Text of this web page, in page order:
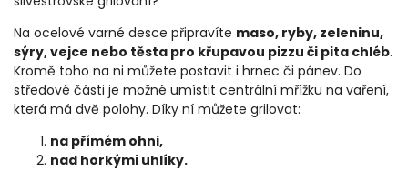
Na ocelové varné desce připravíte maso, ryby, zeleninu,
sýry, vejce nebo těsta pro křupavou pizzu či pita chléb.
Kromě toho na ni můžete postavit i hrnec či pánev. Do
středové části je možné umístit centrální mřížku na vaření,
která má dvě polohy. Díky ní můžete grilovat:
na přímém ohni,
nad horkými uhlíky.